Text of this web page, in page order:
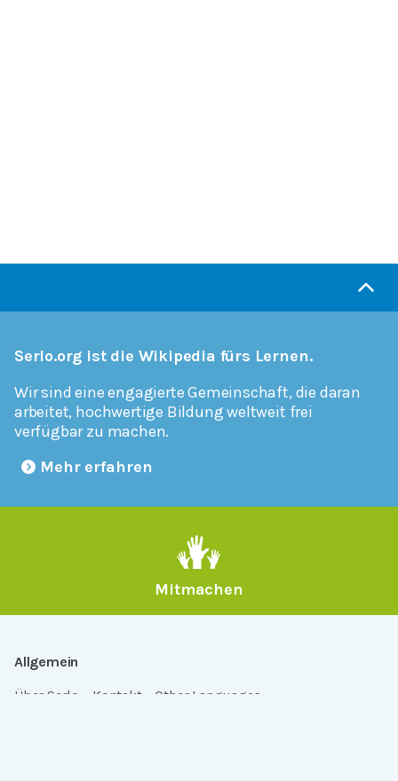
Serlo.org ist die Wikipedia fürs Lernen.
Wir sind eine engagierte Gemeinschaft, die daran
arbeitet, hochwertige Bildung weltweit frei
verfügbar zu machen.
Mehr erfahren
Mitmachen
Allgemein
Über Serlo
Kontakt Other Languages